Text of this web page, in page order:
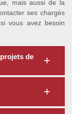
mais aussi de la
ses chargés
vous avez besoin
de